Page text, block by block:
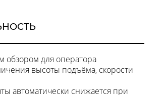
обзором для оператора
высоты подъёма, скорости
автоматически снижается при